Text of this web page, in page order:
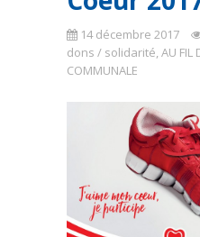
14 décembre 2017
dons / solidarité,AU FIL
COMMUNALE